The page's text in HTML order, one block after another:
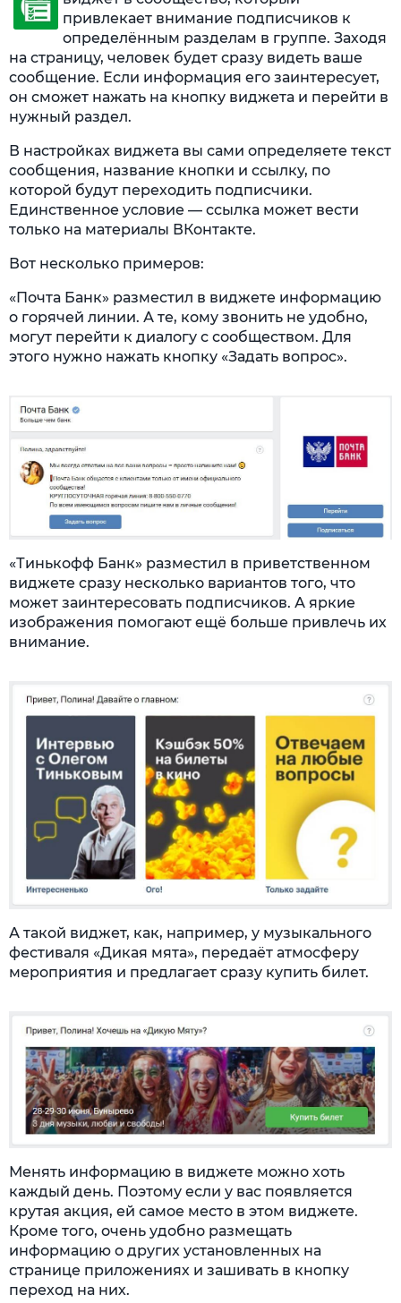
привлекает внимание подписчиков к
определённым разделам в группе. Заходя
на страницу, человек будет сразу видеть ваше
сообщение. Если информация его заинтересует,
он сможет нажать на кнопку виджета и перейти в
нужный раздел.
В настройках виджета вы сами определяете текст
сообщения, название кнопки и ссылку, по
которой будут переходить подписчики.
Единственное условие — ссылка может вести
только на материалы ВКонтакте.
Вот несколько примеров:
«Почта Банк» разместил в виджете информацию
о горячей линии. А те, кому звонить не удобно,
могут перейти к диалогу с сообществом. Для
этого нужно нажать кнопку «Задать вопрос».
«Тинькофф Банк» разместил в приветственном
виджете сразу несколько вариантов того, что
может заинтересовать подписчиков. А яркие
изображения помогают ещё больше привлечь их
внимание.
А такой виджет, как, например, у музыкального
фестиваля «Дикая мята», передаёт атмосферу
мероприятия и предлагает сразу купить билет.
Менять информацию в виджете можно хоть
каждый день. Поэтому если у вас появляется
крутая акция, ей самое место в этом виджете.
Кроме того, очень удобно размещать
информацию о других установленных на
странице приложениях и зашивать в кнопку
переход на них.